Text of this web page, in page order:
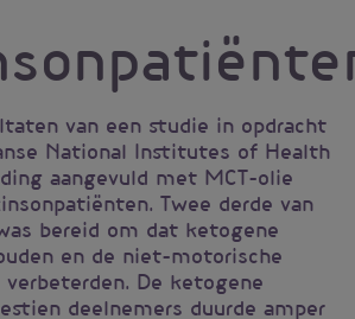
van een studie in opdracht
National Institutes of Health
aangevuld met MCT-olie
Twee derde van
bereid om dat ketogene
en de niet-motorische
De ketogene
deelnemers duurde amper